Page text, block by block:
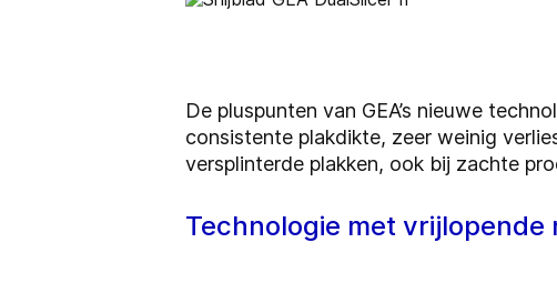
De pluspunten van GEA’s nieuwe
consistente plakdikte, zeer weinig
versplinterde plakken, ook bij zachte
Technologie met vrijlopende